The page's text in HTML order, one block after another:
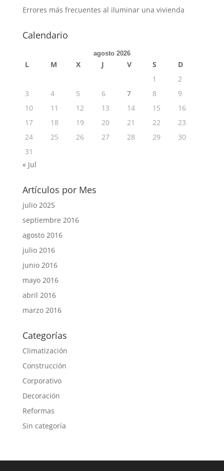
Errores más frecuentes al iluminar una vivienda
Calendario
agosto 2026
L M X J V S
D
1
2
3
4 5 6 7 8
9
10
11 12 13 14 15
16
17
18 19 20 21 22
23
24
25 26 27 28 29
30
31
« Jul
Artículos por Mes
julio 2025
septiembre 2016
agosto 2016
julio 2016
junio 2016
mayo 2016
abril 2016
marzo 2016
Categorías
Climatización
Construcción
Corporativo
Decoración
Reformas
Sin categoría